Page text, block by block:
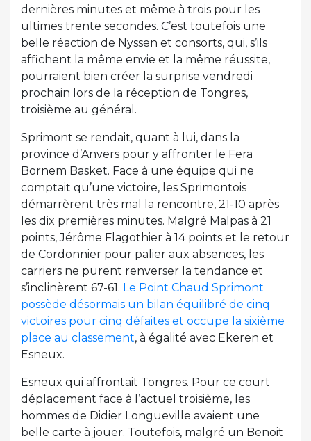
dernières minutes et même à trois pour les
ultimes trente secondes. C’est toutefois une
belle réaction de Nyssen et consorts, qui, s’ils
affichent la même envie et la même réussite,
pourraient bien créer la surprise vendredi
prochain lors de la réception de Tongres,
troisième au général.
Sprimont se rendait, quant à lui, dans la
province d’Anvers pour y affronter le Fera
Bornem Basket. Face à une équipe qui ne
comptait qu’une victoire, les Sprimontois
démarrèrent très mal la rencontre, 21-10 après
les dix premières minutes. Malgré Malpas à 21
points, Jérôme Flagothier à 14 points et le retour
de Cordonnier pour palier aux absences, les
carriers ne purent renverser la tendance et
s’inclinèrent 67-61. Le Point Chaud Sprimont
possède désormais un bilan équilibré de cinq
victoires pour cinq défaites et occupe la sixième
place au classement, à égalité avec Ekeren et
Esneux.
Esneux qui affrontait Tongres. Pour ce court
déplacement face à l’actuel troisième, les
hommes de Didier Longueville avaient une
belle carte à jouer. Toutefois, malgré un Benoit